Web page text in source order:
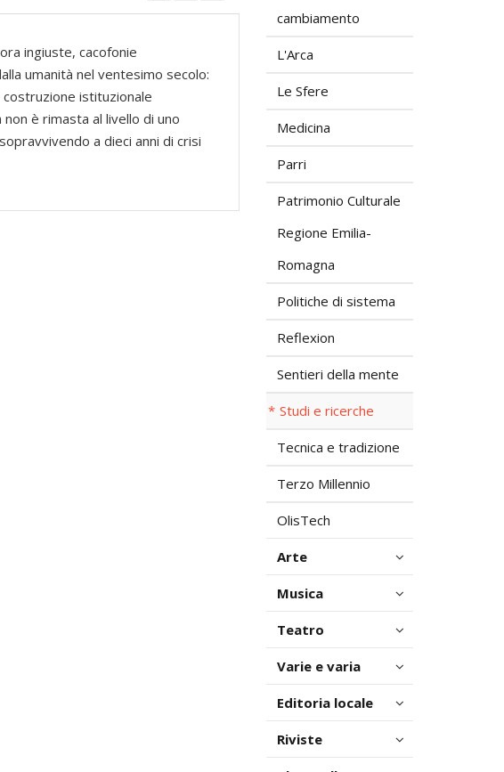
ingiuste, cacofonie
umanità nel ventesimo secolo:
istituzionale
è rimasta al livello di uno
a dieci anni di crisi
cambiamento
L'Arca
Le Sfere
Medicina
Parri
Patrimonio Culturale
Regione Emilia-
Romagna
Politiche di sistema
Reflexion
Sentieri della mente
Studi e ricerche
Tecnica e tradizione
Terzo Millennio
OlisTech
Arte
Musica
Teatro
Varie e varia
Editoria locale
Riviste